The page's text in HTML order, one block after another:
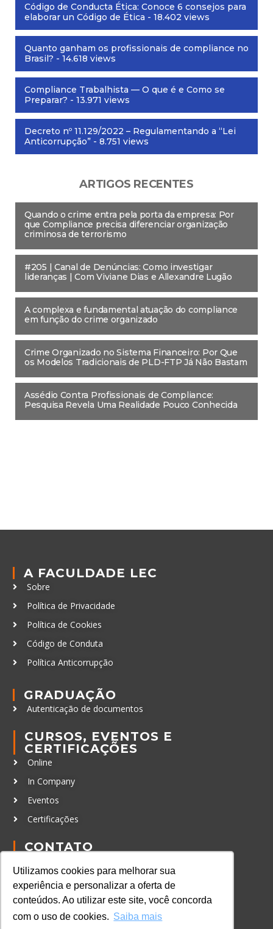
Utilizamos cookies para melhorar sua
experiência e personalizar a oferta de
conteúdos. Ao utilizar este site, você concorda
com o uso de cookies. Saiba mais
Código de Conducta Ética: Conoce 6 consejos para
elaborar un Código de Ética - 18.402 views
Quanto ganham os profissionais de compliance no
Brasil? - 14.618 views
Compliance Trabalhista — O que é e Como se
Preparar? - 13.971 views
Decreto nº 11.129/2022 – Regulamentando a “Lei
Anticorrupção” - 8.751 views
ARTIGOS RECENTES
Quando o crime entra pela porta da empresa: Por
que Compliance precisa diferenciar organização
criminosa de terrorismo
#205 | Canal de Denúncias: Como investigar
lideranças | Com Viviane Dias e Allexandre Lugão
A complexa e fundamental atuação do compliance
em função do crime organizado
Crime Organizado no Sistema Financeiro: Por Que
os Modelos Tradicionais de PLD-FTP Já Não Bastam
Assédio Contra Profissionais de Compliance:
Pesquisa Revela Uma Realidade Pouco Conhecida
A FACULDADE LEC
Sobre
Política de Privacidade
Política de Cookies
Código de Conduta
Política Anticorrupção
GRADUAÇÃO
Autenticação de documentos
CURSOS, EVENTOS E
CERTIFICAÇÕES
Online
In Company
Eventos
Certificações
CONTATO
+55 11 98924-8322
contato@lec.com.br